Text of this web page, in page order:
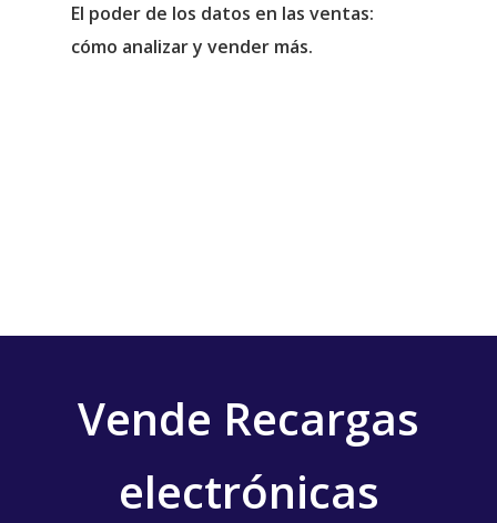
El poder de los datos en las ventas:
cómo analizar y vender más.
Vende Recargas
electrónicas